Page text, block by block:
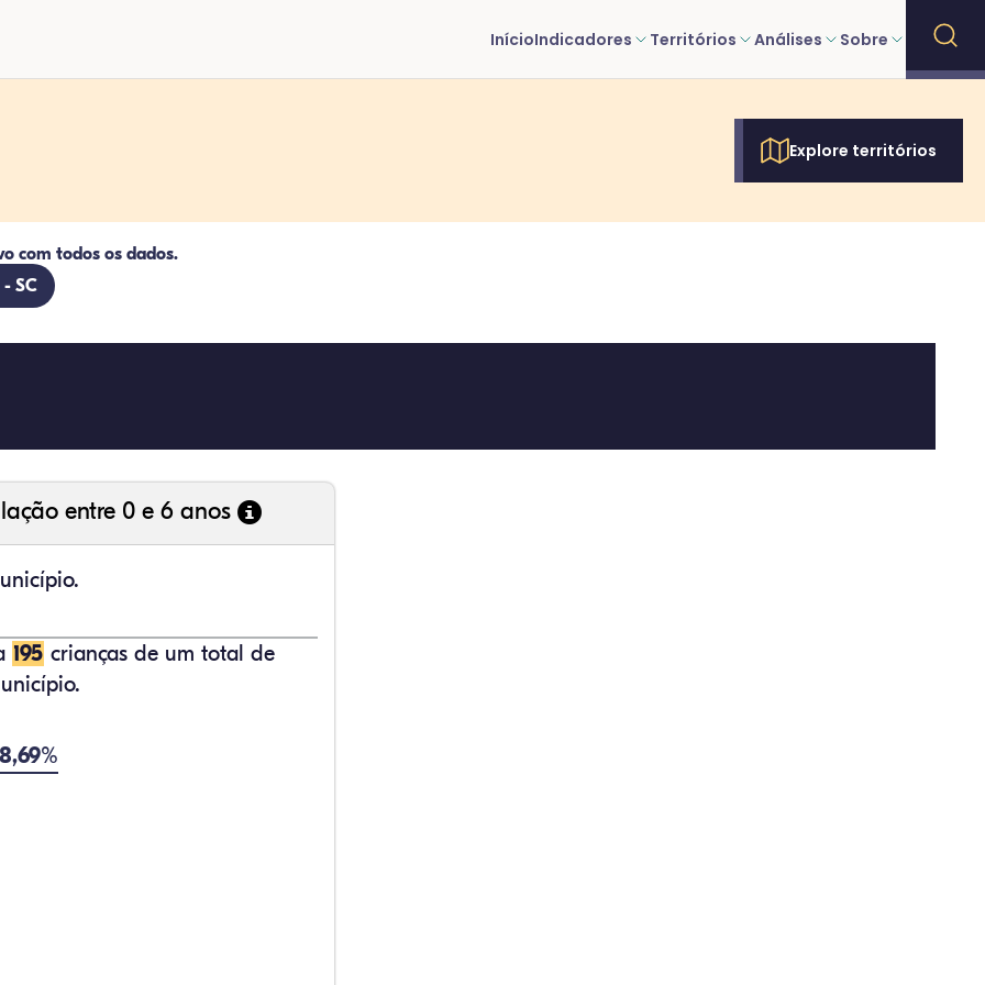
InícioIndicadores Territórios Análises Sobre
Explore territórios
com todos os dados.
SC
entre 0 e 6 anos
195 crianças de um total de